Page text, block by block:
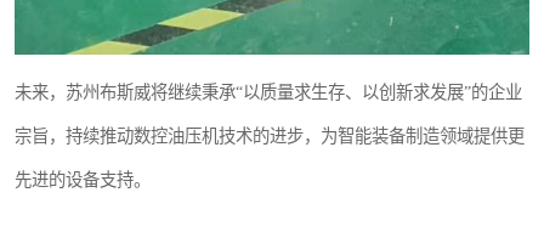
未来，苏州布斯威将继续秉承“以质量求生存、以创新求发展”的企业
宗旨，持续推动数控油压机技术的进步，为智能装备制造领域提供更
先进的设备支持。